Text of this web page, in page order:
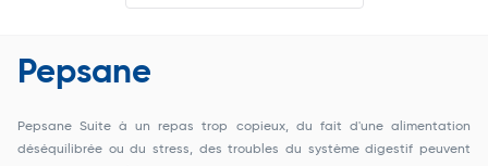
Pepsane
Pepsane Suite à un repas trop copieux, du fait d'une alimentation
déséquilibrée ou du stress, des troubles du système digestif peuvent